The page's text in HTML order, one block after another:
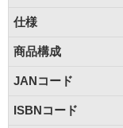
仕様
商品構成
JANコード
ISBNコード